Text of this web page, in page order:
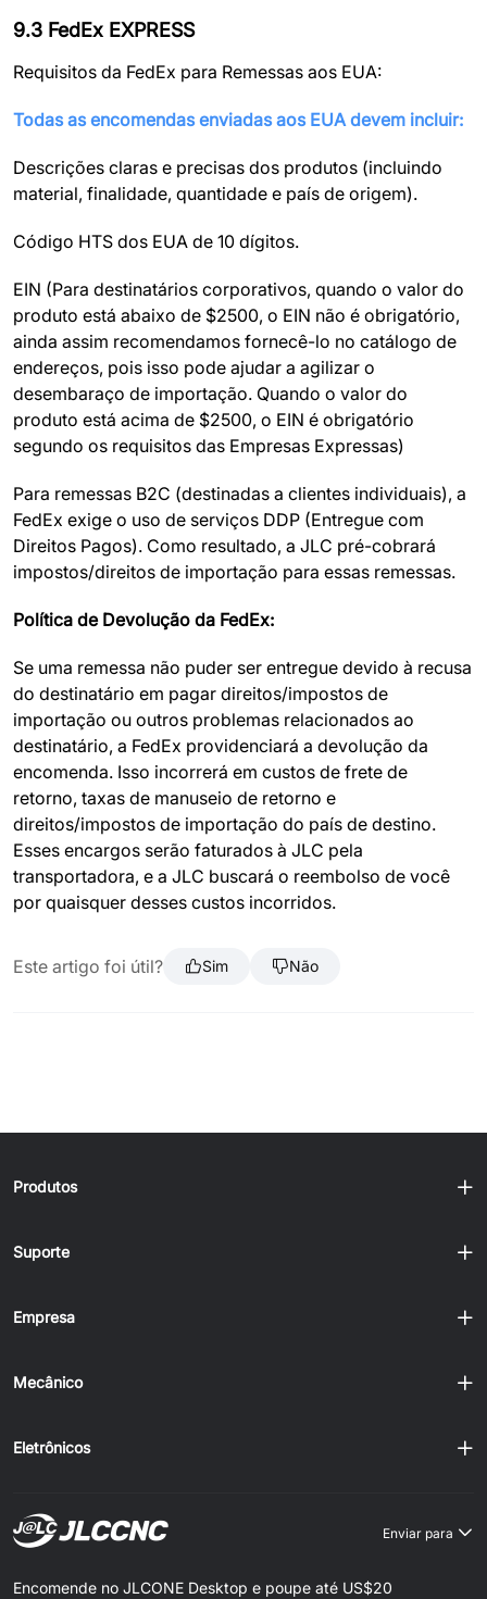
9.3 FedEx EXPRESS
Requisitos da FedEx para Remessas aos EUA:
Todas as encomendas enviadas aos EUA devem incluir:
Descrições claras e precisas dos produtos (incluindo
material, finalidade, quantidade e país de origem).
Código HTS dos EUA de 10 dígitos.
EIN (Para destinatários corporativos, quando o valor do
produto está abaixo de $2500, o EIN não é obrigatório,
ainda assim recomendamos fornecê-lo no catálogo de
endereços, pois isso pode ajudar a agilizar o
desembaraço de importação. Quando o valor do
produto está acima de $2500, o EIN é obrigatório
segundo os requisitos das Empresas Expressas)
Para remessas B2C (destinadas a clientes individuais), a
FedEx exige o uso de serviços DDP (Entregue com
Direitos Pagos). Como resultado, a JLC pré-cobrará
impostos/direitos de importação para essas remessas.
Política de Devolução da FedEx:
Se uma remessa não puder ser entregue devido à recusa
do destinatário em pagar direitos/impostos de
importação ou outros problemas relacionados ao
destinatário, a FedEx providenciará a devolução da
encomenda. Isso incorrerá em custos de frete de
retorno, taxas de manuseio de retorno e
direitos/impostos de importação do país de destino.
Esses encargos serão faturados à JLC pela
transportadora, e a JLC buscará o reembolso de você
por quaisquer desses custos incorridos.
Este artigo foi útil? Sim Não
Produtos
Suporte
Empresa
Mecânico
Eletrônicos
Enviar para
Encomende no JLCONE Desktop e poupe até US$20